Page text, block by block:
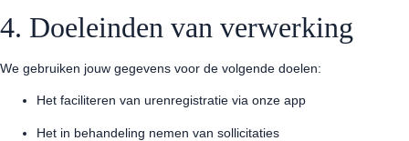
4. Doeleinden van verwerking
We gebruiken jouw gegevens voor de volgende doelen:
Het faciliteren van urenregistratie via onze app
Het in behandeling nemen van sollicitaties